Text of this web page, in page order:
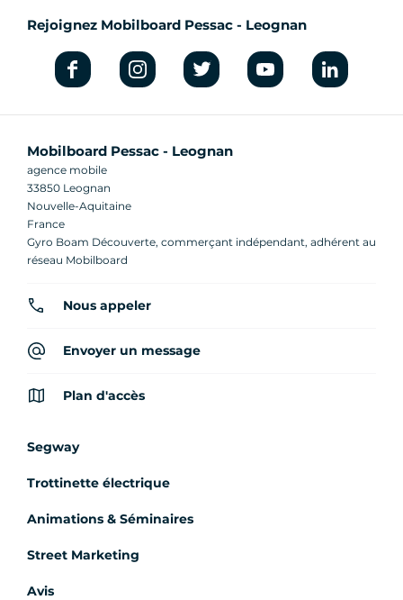
activité.
Rejoignez Mobilboard Pessac - Leognan
Mobilboard Pessac - Leognan
agence mobile
33850 Leognan
Nouvelle-Aquitaine
France
Gyro Boam Découverte, commerçant indépendant, adhérent au
réseau Mobilboard
Nous appeler
Envoyer un message
Plan d'accès
Segway
Trottinette électrique
Animations & Séminaires
Street Marketing
Avis